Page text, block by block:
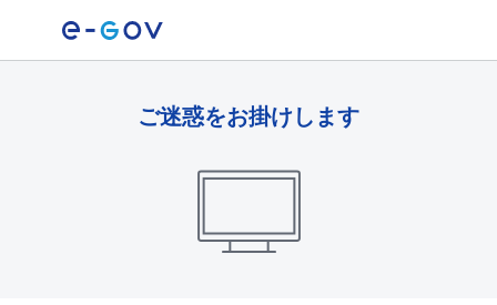
ご迷惑をお掛けします